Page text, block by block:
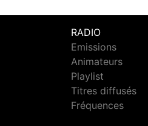
RADIO
Emissions
Animateurs
Playlist
Titres diffusés
Fréquences